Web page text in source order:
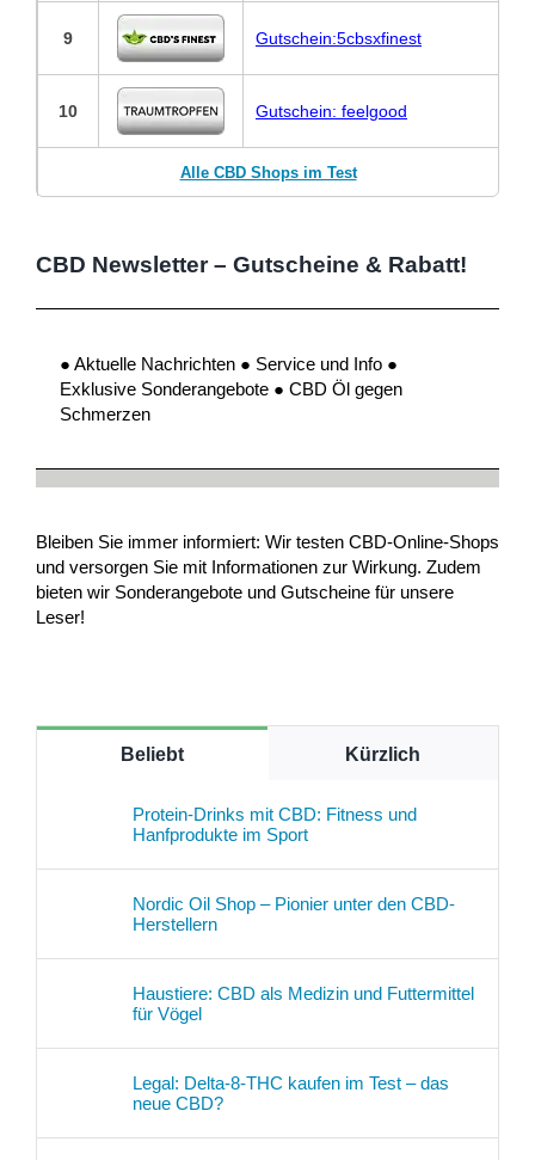
9 Gutschein:5cbsxfinest
10 Gutschein: feelgood
Alle CBD Shops im Test
CBD Newsletter – Gutscheine & Rabatt!
● Aktuelle Nachrichten ● Service und Info ●
Exklusive Sonderangebote ● CBD Öl gegen
Schmerzen
Bleiben Sie immer informiert: Wir testen CBD-Online-Shops
und versorgen Sie mit Informationen zur Wirkung. Zudem
bieten wir Sonderangebote und Gutscheine für unsere
Leser!
Beliebt Kürzlich
Protein-Drinks mit CBD: Fitness und
Hanfprodukte im Sport
Nordic Oil Shop – Pionier unter den CBD-
Herstellern
Haustiere: CBD als Medizin und Futtermittel
für Vögel
Legal: Delta-8-THC kaufen im Test – das
neue CBD?